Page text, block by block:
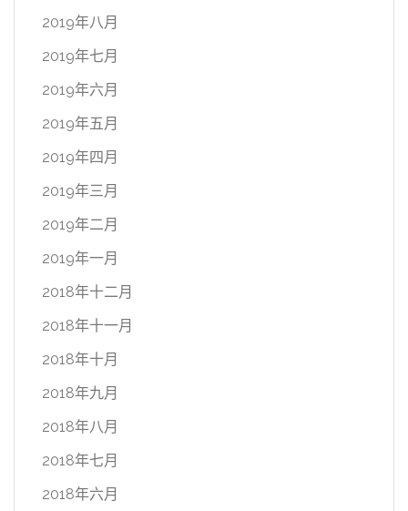
2019年八月
2019年七月
2019年六月
2019年五月
2019年四月
2019年三月
2019年二月
2019年一月
2018年十二月
2018年十一月
2018年十月
2018年九月
2018年八月
2018年七月
2018年六月